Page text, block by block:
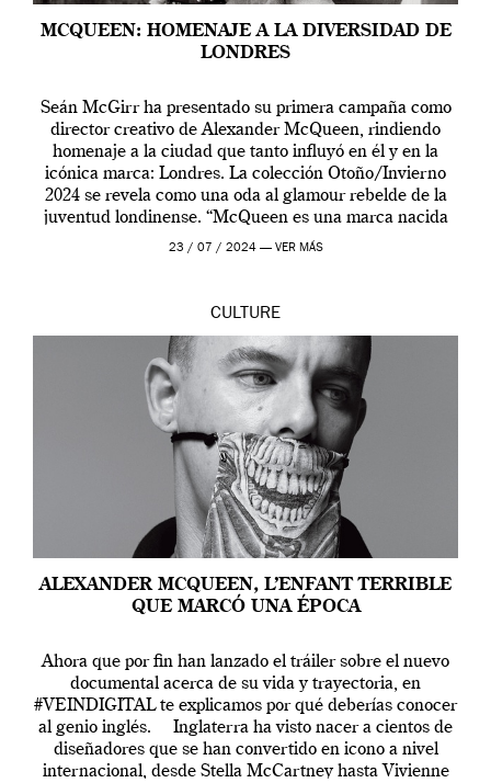
MCQUEEN: HOMENAJE A LA DIVERSIDAD DE
LONDRES
Seán McGirr ha presentado su primera campaña como
director creativo de Alexander McQueen, rindiendo
homenaje a la ciudad que tanto influyó en él y en la
icónica marca: Londres. La colección Otoño/Invierno
2024 se revela como una oda al glamour rebelde de la
juventud londinense. “McQueen es una marca nacida
en Londres y siempre ha […]
23 / 07 / 2024 — VER MÁS
CULTURE
ALEXANDER MCQUEEN, L’ENFANT TERRIBLE
QUE MARCÓ UNA ÉPOCA
Ahora que por fin han lanzado el tráiler sobre el nuevo
documental acerca de su vida y trayectoria, en
#VEINDIGITAL te explicamos por qué deberías conocer
al genio inglés. Inglaterra ha visto nacer a cientos de
diseñadores que se han convertido en icono a nivel
internacional, desde Stella McCartney hasta Vivienne